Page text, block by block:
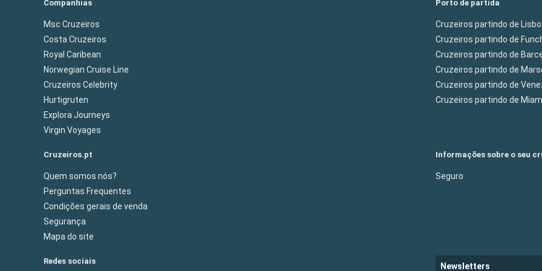
Companhias
Msc Cruzeiros
Costa Cruzeiros
Royal Caribean
Norwegian Cruise Line
Cruzeiros Celebrity
Hurtigruten
Explora Journeys
Virgin Voyages
Porto de partida
Cruzeiros partindo de
Cruzeiros partindo de
Cruzeiros partindo de
Cruzeiros partindo de
Cruzeiros partindo de
Cruzeiros partindo de Miam
Cruzeiros.pt
Quem somos nós?
Perguntas Frequentes
Condições gerais de venda
Segurança
Mapa do site
Informações sobre o seu
Seguro
Redes sociais
Newsletters